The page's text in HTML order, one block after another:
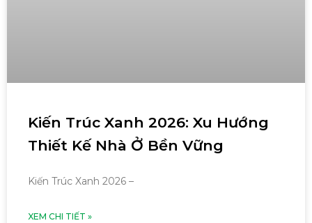
Kiến Trúc Xanh 2026: Xu Hướng
Thiết Kế Nhà Ở Bền Vững
Kiến Trúc Xanh 2026 –
XEM CHI TIẾT »